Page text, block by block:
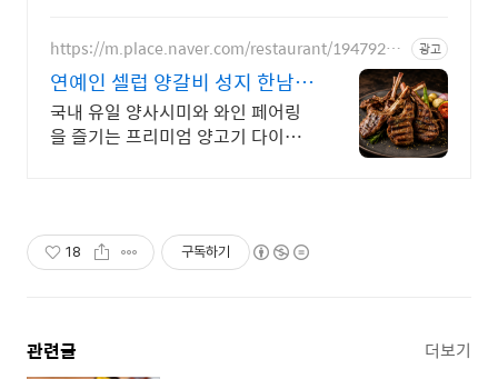
https://m.place.naver.com/restaurant/19479278 광고
연예인 셀럽 양갈비 성지 한남동
단체모임 고급 양갈비
국내 유일 양사시미와 와인 페어링
을 즐기는 프리미엄 양고기 다이닝
18 구독하기
관련글 더보기